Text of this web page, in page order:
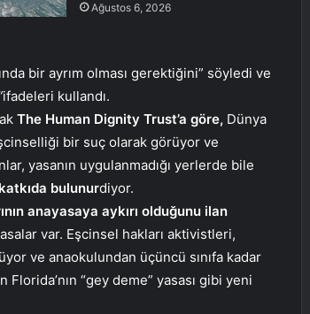
Ağustos 6, 2026
bir ayrım olması gerektiğini” söyledi ve
ifadeleri kullandı.
The Human Dignity Trust’a göre, Dünya
bir suç olarak görüyor ve
yasanın uygulanmadığı yerlerde bile
bulunurdiyor.
anayasaya aykırı olduğunu ilan
var. Eşcinsel hakları aktivistleri,
ve anaokulundan üçüncü sınıfa kadar
“gey deme” yasası gibi yeni